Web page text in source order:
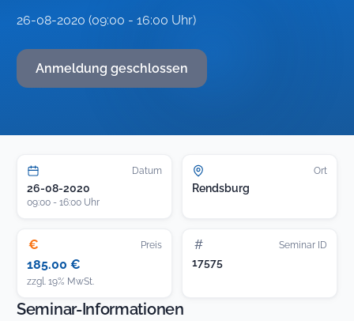
26-08-2020 (09:00 - 16:00 Uhr)
Anmeldung geschlossen
Datum
26-08-2020
09:00 - 16:00 Uhr
Ort
Rendsburg
€ Preis
185.00 €
zzgl. 19% MwSt.
# Seminar ID
17575
Seminar-Informationen